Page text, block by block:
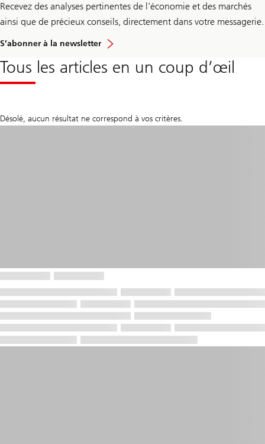
Recevez des analyses pertinentes de l’économie et des marchés
ainsi que de précieux conseils, directement dans votre messagerie.
S’abonner à la newsletter
Tous les articles en un coup d’œil
Désolé, aucun résultat ne correspond à vos critères.